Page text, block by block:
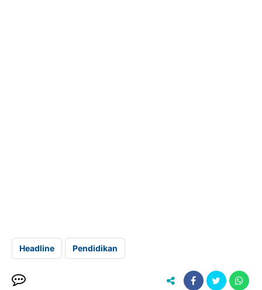
Headline Pendidikan